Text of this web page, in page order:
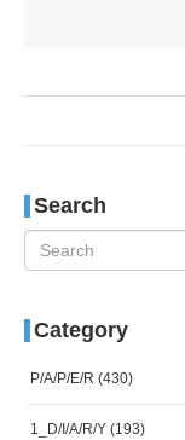
Search
Category
P/A/P/E/R (430)
1_D/I/A/R/Y (193)